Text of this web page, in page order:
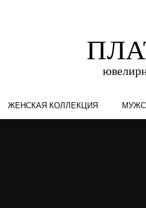
ЖЕНСКАЯ КОЛЛЕКЦИЯ